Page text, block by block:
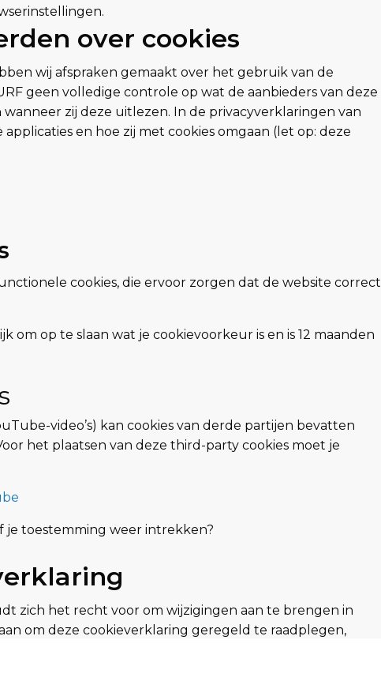
over cookies
wij afspraken gemaakt over het gebruik van de
geen volledige controle op wat de aanbieders van deze
zij deze uitlezen. In de privacyverklaringen van
en hoe zij met cookies omgaan (let op: deze
cookies, die ervoor zorgen dat de website correct
om op te slaan wat je cookievoorkeur is en is 12 maanden
video’s) kan cookies van derde partijen bevatten
het plaatsen van deze third-party cookies moet je
je toestemming weer intrekken?
zich het recht voor om wijzigingen aan te brengen in
om deze cookieverklaring geregeld te raadplegen,